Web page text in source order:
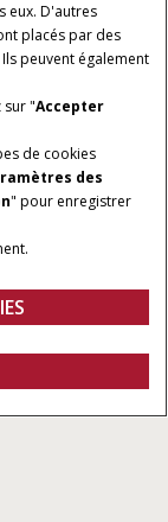
Fanshop
MINIMALE DE
FORCE
eux. D'autres
placés par des
peuvent également
sur "Accepter
de cookies
des
" pour enregistrer